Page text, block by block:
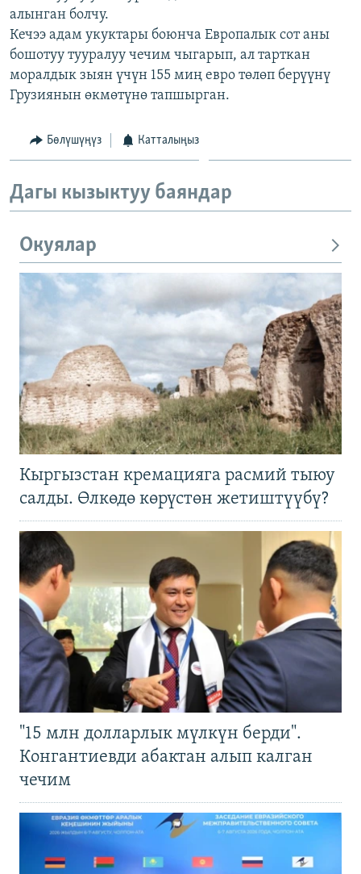
алынган болчу.
Кечээ адам укуктары боюнча Европалык сот аны
бошотуу тууралуу чечим чыгарып, ал тарткан
моралдык зыян үчүн 155 миң евро төлөп берүүнү
Грузиянын өкмөтүнө тапшырган.
Бөлүшүңүз Катталыңыз
Дагы кызыктуу баяндар
Окуялар
Кыргызстан кремацияга расмий тыюу
салды. Өлкөдө көрүстөн жетиштүүбү?
"15 млн долларлык мүлкүн берди".
Конгантиевди абактан алып калган
чечим